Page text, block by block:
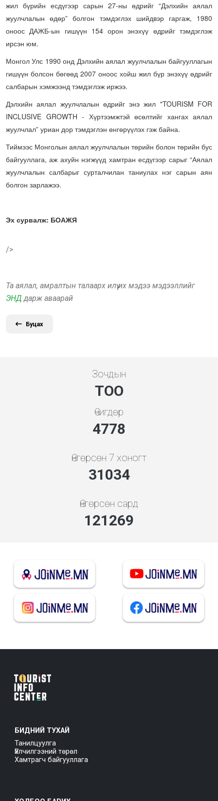
жил бүрийн есдүгээр сарын 27-ны өдрийг “Дэлхийн аялал
жуулчлалын өдөр” болгон тэмдэглэх шийдвэр гаргаж, 1980
оноос ДАЖБ-ын гишүүн 154 орон энэхүү өдрийг тэмдэглэж
ирсэн юм.
Монгол Улс 1990 онд Дэлхийн аялал жуулчлалын байгууллагын
гишүүн болсон бөгөөд 2007 оноос хойш жил бүр энэхүү өдрийг
салбарын хэмжээнд тэмдэглэж иржээ.
Дэлхийн аялал жуулчлалын өдрийг энэ жил "TOURISM FOR
INCLUSIVE GROWTH - Хүртээмжтэй өсөлтийг хангах аялал
жуулчлал” уриан дор тэмдэглэн өнгөрүүлэх гэж байна.
Тиймээс Монголын аялал жуулчлалын төрийн болон төрийн бус
байгууллага, аж ахуйн нэгжүүд хамтран есдүгээр сарыг “Аялал
жуулчлалын салбарыг сурталчилан таниулах нэг сарын аян
болгон зарлажээ.
Эх сурвалж: БОАЖЯ
/>
Та аялал, амралтын талаарх илүү их мэдээ мэдээллийг
ЭНД дарж аваарай
Буцах
Зочдын
ТОО
Өчигдөр
5119
Өнгөрсөн 7 хоногт
34614
Өнгөрсөн сард
135262
БИДНИЙ ТУХАЙ
Танилцуулга
Үйлчилгээний төрөл
Хамтрагч байгууллага